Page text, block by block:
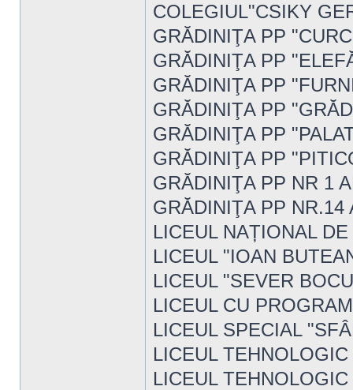
COLEGIUL"CSIKY
GRĂDINIŢA PP
GRĂDINIŢA PP
GRĂDINIŢA PP
GRĂDINIŢA PP
GRĂDINIŢA PP
GRĂDINIŢA PP
GRĂDINIŢA PP NR 1
GRĂDINIŢA PP NR.14
LICEUL NAȚIONAL
LICEUL "IOAN
LICEUL "SEVER
LICEUL CU
LICEUL SPECIAL
LICEUL
LICEUL